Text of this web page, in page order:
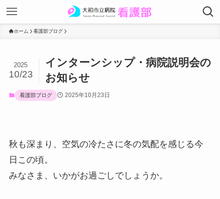
ホーム 看護部ブログ
インターンシップ・病院説明会の
お知らせ
2025
10/23
看護部ブログ 2025年10月23日
秋も深まり、空気の冷たさに冬の気配を感じる今
日この頃。
みなさま、いかがお過ごしでしょうか。